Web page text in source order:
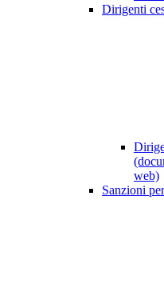
Dirigenti
web)
Sanzioni